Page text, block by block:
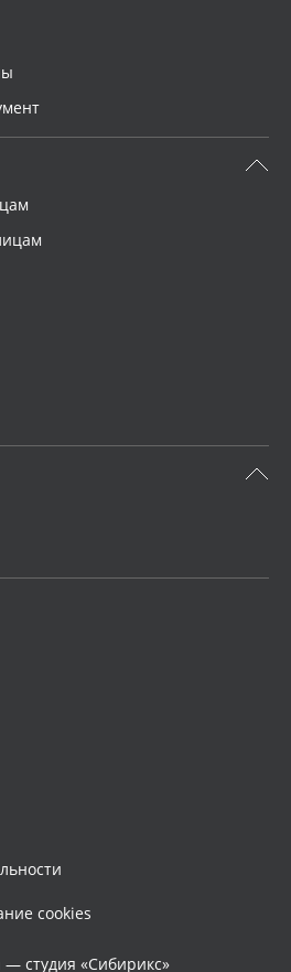
cookies
— студия «Сибирикс»